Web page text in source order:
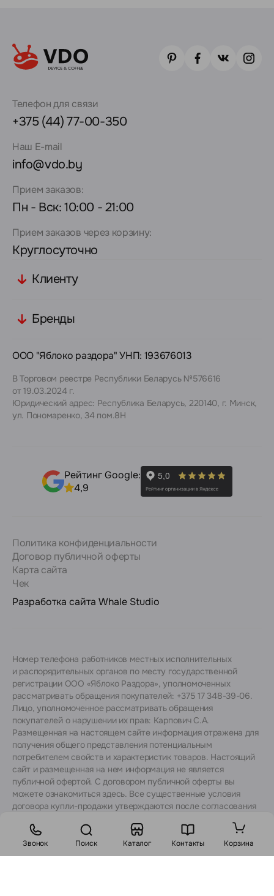
Телефон для связи
+375 (44) 77-00-350
Наш E-mail
info@vdo.by
Прием заказов:
Пн - Вск: 10:00 - 21:00
Прием заказов через корзину:
Круглосуточно
Клиенту
Бренды
ООО "Яблоко раздора" УНП: 193676013
В Торговом реестре Республики Беларусь №576616
от 19.03.2024 г.
Юридический адрес: Республика Беларусь, 220140, г. Минск,
ул. Пономаренко, 34 пом.8Н
Рейтинг Google:
4,9
Политика конфиденциальности
Договор публичной оферты
Карта сайта
Чек
Разработка сайта Whale Studio
Номер телефона работников местных исполнительных
и распорядительных органов по месту государственной
регистрации ООО «Яблоко Раздора», уполномоченных
рассматривать обращения покупателей: +375 17 348-39-06.
Лицо, уполномоченное рассматривать обращения
покупателей о нарушении их прав: Карпович С.А.
Размещенная на настоящем сайте информация отражена для
получения общего представления потенциальным
потребителем свойств и характеристик товаров. Настоящий
сайт и размещенная на нем информация не является
публичной офертой. С договором публичной оферты вы
можете ознакомиться здесь. Все существенные условия
договора купли-продажи утверждаются после согласования
Звонок Поиск Каталог Контакты Корзина